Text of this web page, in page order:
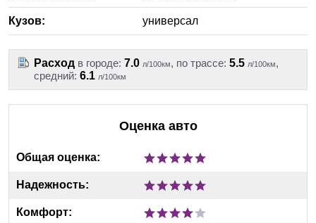
Кузов: универсал
Расход в городе: 7.0 л/100км, по трассе: 5.5 л/100км,
средний: 6.1 л/100км
Оценка авто
Общая оценка:
Надежность:
Комфорт: